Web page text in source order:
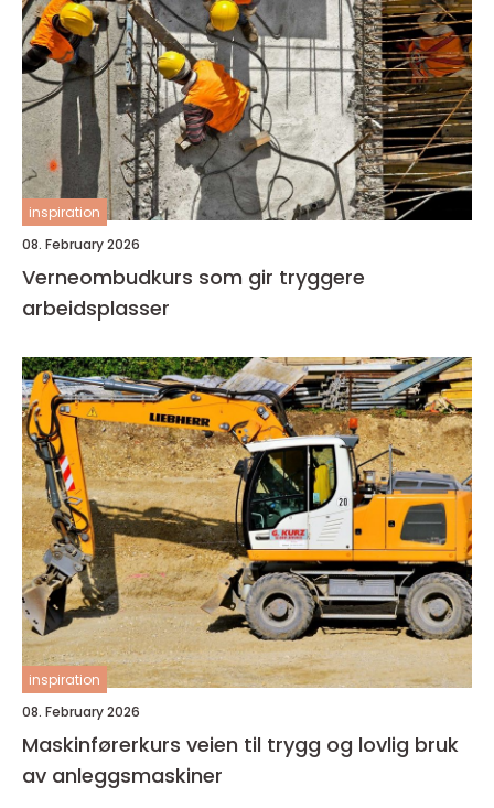
inspiration
08. February 2026
Verneombudkurs som gir tryggere
arbeidsplasser
inspiration
08. February 2026
Maskinførerkurs veien til trygg og lovlig bruk
av anleggsmaskiner